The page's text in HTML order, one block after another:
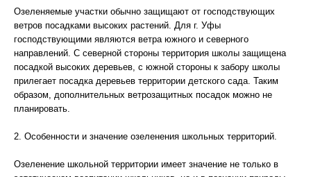
Озеленяемые участки обычно защищают от господствующих
ветров посадками высоких растений. Для г. Уфы
господствующими являются ветра южного и северного
направлений. С северной стороны территория школы защищена
посадкой высоких деревьев, с южной стороны к забору школы
прилегает посадка деревьев территории детского сада. Таким
образом, дополнительных ветрозащитных посадок можно не
планировать.
2. Особенности и значение озеленения школьных территорий.
Озеленение школьной территории имеет значение не только в